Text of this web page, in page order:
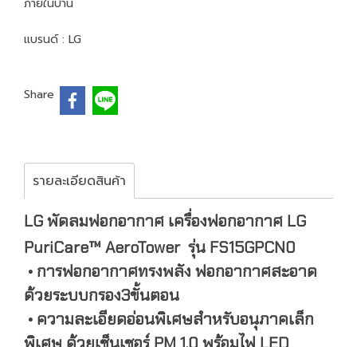
ภายในบ้าน
แบรนด์ : LG
Share
รายละเอียดสินค้า
LG พัดลมฟอกอากาศ เครื่องฟอกอากาศ LG
PuriCare™ AeroTower รุ่น FS15GPCN0
• การฟอกอากาศทรงพลัง ฟอกอากาศสะอาด
ด้วยระบบกรอง3ขั้นตอน
• ความละเอียดอ่อนพิเศษสำหรับอนุภาคเล็ก
พิเศษ ด้วยเซ็นเซอร์ PM 1.0 พร้อมไฟ LED